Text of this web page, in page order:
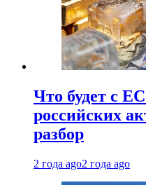
Что будет с
российских
разбор
2 года ago2 года ago